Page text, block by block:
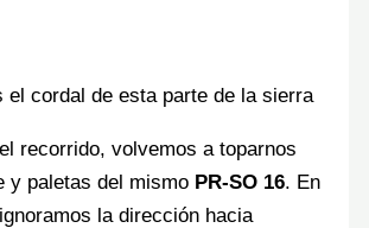
el cordal de esta parte de la sierra
recorrido, volvemos a toparnos
y paletas del mismo PR-SO 16. En
la dirección hacia